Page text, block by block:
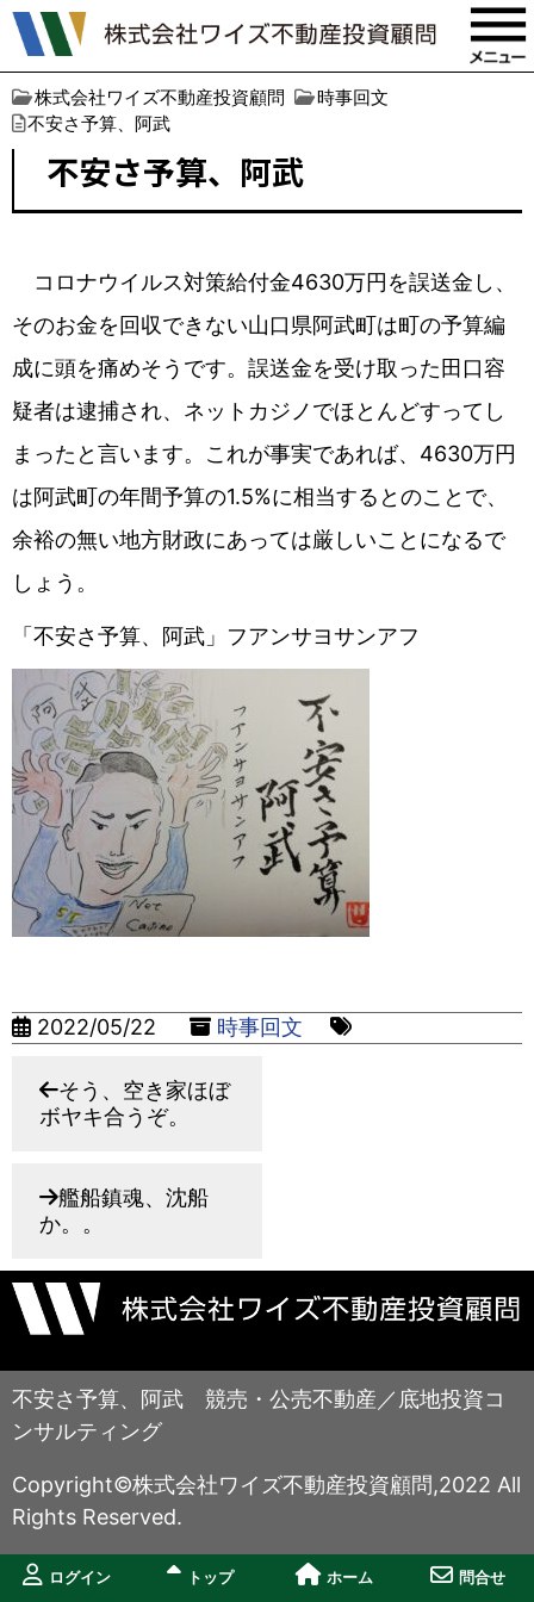
株式会社ワイズ不動産投資顧問
時事回文
不安さ予算、阿武
不安さ予算、阿武
コロナウイルス対策給付金4630万円を誤送金し、
そのお金を回収できない山口県阿武町は町の予算編
成に頭を痛めそうです。誤送金を受け取った田口容
疑者は逮捕され、ネットカジノでほとんどすってし
まったと言います。これが事実であれば、4630万円
は阿武町の年間予算の1.5%に相当するとのことで、
余裕の無い地方財政にあっては厳しいことになるで
しょう。
「不安さ予算、阿武」フアンサヨサンアフ
2022/05/22 時事回文
そう、空き家ほぼ
ボヤキ合うぞ。
艦船鎮魂、沈船
か。。
不安さ予算、阿武 競売・公売不動産／底地投資コ
ンサルティング
Copyright©株式会社ワイズ不動産投資顧問,2022 All
Rights Reserved.
ログイン トップ ホーム 問合せ